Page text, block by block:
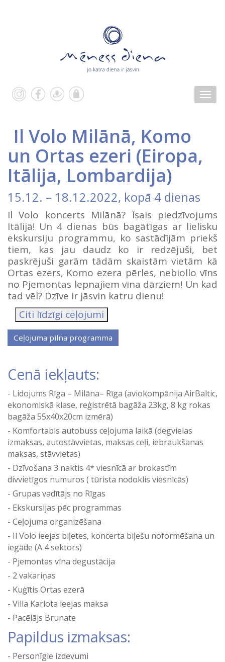
Il Volo Milānā, Komo
un Ortas ezeri (Eiropa,
Itālija, Lombardija)
15.12. – 18.12.2022, kopā 4 dienas
Il Volo koncerts Milānā? Īsais piedzīvojums
Itālijā! Un 4 dienas būs bagātīgas ar lielisku
ekskursiju programmu, ko sastādījām priekš
tiem, kas jau daudz ko ir redzējuši, bet
paskrējuši garām tādām skaistām vietām kā
Ortas ezers, Komo ezera pērles, nebiollo vīns
no Pjemontas lepnajiem vīna dārziem! Un kad
tad vēl? Dzīve ir jāsvin katru dienu!
Citi līdzīgi ceļojumi
Cenā iekļauts:
Lidojums Rīga – Milāna– Rīga (aviokompānija AirBaltic,
ekonomiskā klase, reģistrētā bagāža 23kg, 8 kg rokas
bagāža 55x40x20cm izmērā)
Komfortabls autobuss ceļojuma laikā (degvielas
izmaksas, autostāvvietas, maksas ceļi, iebraukšanas
maksas, stāvvietas)
Dzīvošana 3 naktis 4* viesnīcā ar brokastīm
divvietīgos numuros ( tūrista nodoklis viesnīcās)
Grupas vadītājs no Rīgas
Ekskursijas pēc programmas
Ceļojuma organizēšana
Il Volo ieejas biļetes, koncerta biļešu noformēšana un
iegāde (A 4 sektors)
Pjemontas vīna degustācija
2 vakariņas
Kuģītis Ortas ezerā
Villa Karlota ieejas maksa
Pacēlājs Brunate
Papildus izmaksas:
Personīgie izdevumi